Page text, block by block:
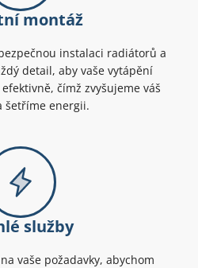
montáž
instalaci radiátorů a
detail, aby vaše vytápění
čímž zvyšujeme váš
šetříme energii.
služby
vaše požadavky, abychom